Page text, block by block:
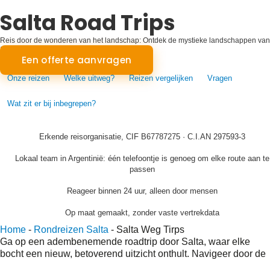
Salta Road Trips
Reis door de wonderen van het landschap: Ontdek de mystieke landschappen van
Salta onderweg
Een offerte aanvragen
Onze reizen Welke uitweg? Reizen vergelijken Vragen
Wat zit er bij inbegrepen?
Erkende reisorganisatie, CIF B67787275 · C.I.AN 297593-3
Lokaal team in Argentinië: één telefoontje is genoeg om elke route aan te
passen
Reageer binnen 24 uur, alleen door mensen
Op maat gemaakt, zonder vaste vertrekdata
Home - Rondreizen Salta - Salta Weg Tirps
Ga op een adembenemende roadtrip door Salta, waar elke
bocht een nieuw, betoverend uitzicht onthult. Navigeer door de